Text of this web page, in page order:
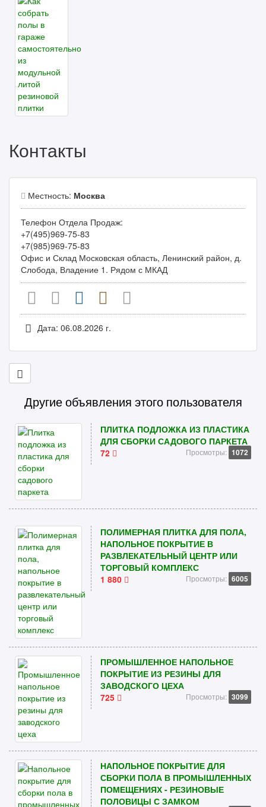
Контакты
Местность: Москва
Телефон Отдела Продаж:
+7(495)969-75-83
+7(985)969-75-83
Офис и Склад Московская область, Ленинский район, д.
Слобода, Владение 1. Рядом с МКАД
Дата: 06.08.2026 г.
Другие объявления этого пользователя
ПЛИТКА ПОДЛОЖКА ИЗ ПЛАСТИКА
ДЛЯ СБОРКИ САДОВОГО ПАРКЕТА
72
Просмотры: 1072
ПОЛИМЕРНАЯ ПЛИТКА ДЛЯ ПОЛА,
НАПОЛЬНОЕ ПОКРЫТИЕ В
РАЗВЛЕКАТЕЛЬНЫЙ ЦЕНТР ИЛИ
ТОРГОВЫЙ КОМПЛЕКС
1 880
Просмотры: 6005
ПРОМЫШЛЕННОЕ НАПОЛЬНОЕ
ПОКРЫТИЕ ИЗ РЕЗИНЫ ДЛЯ
ЗАВОДСКОГО ЦЕХА
725
Просмотры: 3099
НАПОЛЬНОЕ ПОКРЫТИЕ ДЛЯ
СБОРКИ ПОЛА В ПРОМЫШЛЕННЫХ
ПОМЕЩЕНИЯХ - РЕЗИНОВЫЕ
ПОЛОВИЦЫ С ЗАМКОМ